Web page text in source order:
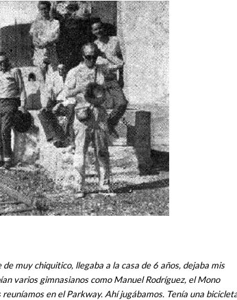
muy chiquitico, llegaba a la casa de 6 años, dejaba mis
varios gimnasianos como Manuel Rodríguez, el Mono
en el Parkway. Ahí jugábamos. Tenía una